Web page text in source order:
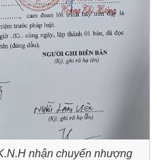
nhận chuyển nhượng